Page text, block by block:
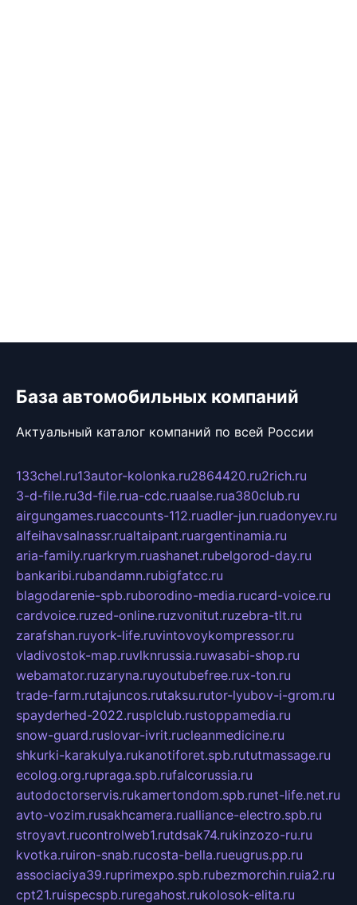
База автомобильных компаний
Актуальный каталог компаний по всей России
133chel.ru13autor-kolonka.ru2864420.ru2rich.ru
3-d-file.ru3d-file.rua-cdc.ruaalse.rua380club.ru
airgungames.ruaccounts-112.ruadler-jun.ruadonyev.ru
alfeihavsalnassr.rualtaipant.ruargentinamia.ru
aria-family.ruarkrym.ruashanet.rubelgorod-day.ru
bankaribi.rubandamn.rubigfatcc.ru
blagodarenie-spb.ruborodino-media.rucard-voice.ru
cardvoice.ruzed-online.ruzvonitut.ruzebra-tlt.ru
zarafshan.ruyork-life.ruvintovoykompressor.ru
vladivostok-map.ruvlknrussia.ruwasabi-shop.ru
webamator.ruzaryna.ruyoutubefree.rux-ton.ru
trade-farm.rutajuncos.rutaksu.rutor-lyubov-i-grom.ru
spayderhed-2022.rusplclub.rustoppamedia.ru
snow-guard.ruslovar-ivrit.rucleanmedicine.ru
shkurki-karakulya.rukanotiforet.spb.rututmassage.ru
ecolog.org.rupraga.spb.rufalcorussia.ru
autodoctorservis.rukamertondom.spb.runet-life.net.ru
avto-vozim.rusakhcamera.rualliance-electro.spb.ru
stroyavt.rucontrolweb1.rutdsak74.rukinzozo-ru.ru
kvotka.ruiron-snab.rucosta-bella.rueugrus.pp.ru
associaciya39.ruprimexpo.spb.rubezmorchin.ruia2.ru
cpt21.ruispecspb.ruregahost.rukolosok-elita.ru